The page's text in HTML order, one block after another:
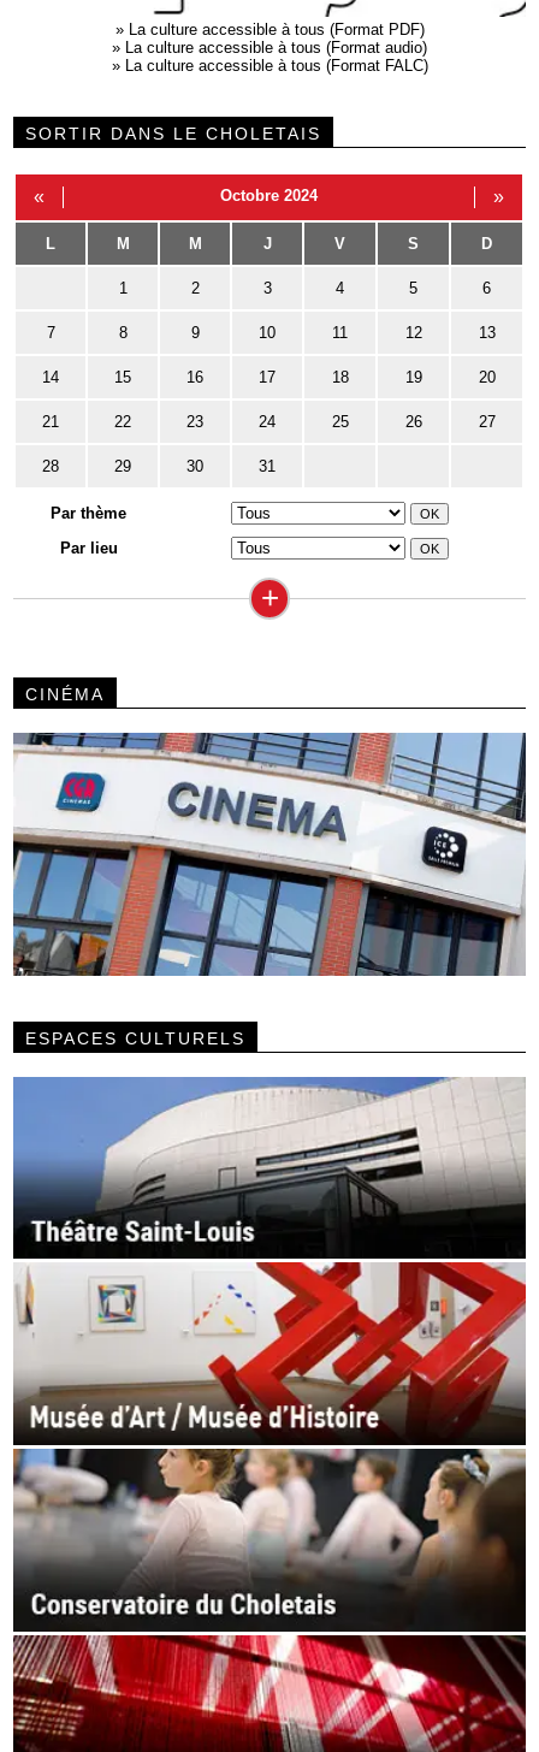
»
La culture accessible à tous (Format PDF)
»
La culture accessible à tous (Format audio)
»
La culture accessible à tous (Format FALC)
SORTIR DANS LE CHOLETAIS
« Octobre 2024 »
L M M J V S D
1 2 3 4 5 6
7 8 9 10 11 12 13
14 15 16 17 18 19 20
21 22 23 24 25 26 27
28 29 30 31
Par thème
Par lieu
+
CINÉMA
ESPACES CULTURELS